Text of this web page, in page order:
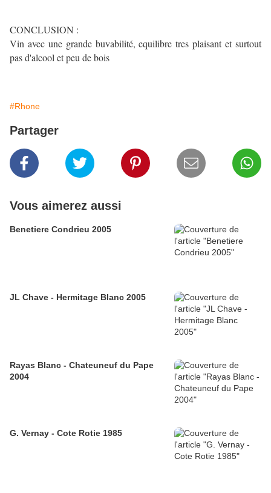
CONCLUSION :
Vin avec une grande buvabilité, equilibre tres plaisant et surtout
pas d'alcool et peu de bois
#Rhone
Partager
Vous aimerez aussi
Benetiere Condrieu 2005
JL Chave - Hermitage Blanc 2005
Rayas Blanc - Chateuneuf du Pape
2004
G. Vernay - Cote Rotie 1985